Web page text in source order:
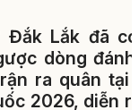
Đắk Lắk đã
dòng
ra quân tại
2026, diễn